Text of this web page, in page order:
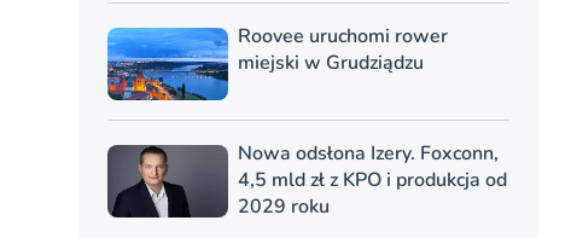
Roovee uruchomi rower
miejski w Grudziądzu
Nowa odsłona Izery. Foxconn,
4,5 mld zł z KPO i produkcja od
2029 roku